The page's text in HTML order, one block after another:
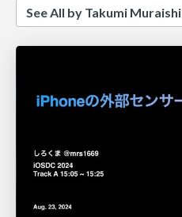
See All by Takumi Muraishi